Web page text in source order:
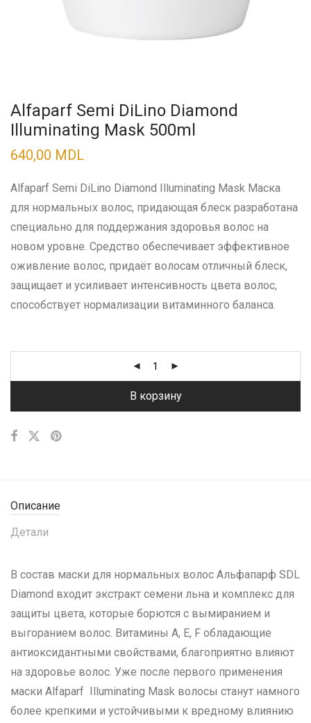
Alfaparf Semi DiLino Diamond
Illuminating Mask 500ml
640,00 MDL
Alfaparf Semi DiLino Diamond Illuminating Mask Маска
для нормальных волос, придающая блеск разработана
специально для поддержания здоровья волос на
новом уровне. Средство обеспечивает эффективное
оживление волос, придаёт волосам отличный блеск,
защищает и усиливает интенсивность цвета волос,
способствует нормализации витаминного баланса.
В корзину
Описание
Детали
В состав маски для нормальных волос Альфапарф SDL
Diamond входит экстракт семени льна и комплекс для
защиты цвета, которые борются с вымиранием и
выгоранием волос. Витамины A, E, F обладающие
антиоксидантными свойствами, благоприятно влияют
на здоровье волос. Уже после первого применения
маски Alfaparf Illuminating Mask волосы станут намного
более крепкими и устойчивыми к вредному влиянию